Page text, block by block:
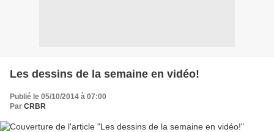
Les dessins de la semaine en vidéo!
Publié le 05/10/2014 à 07:00
Par CRBR